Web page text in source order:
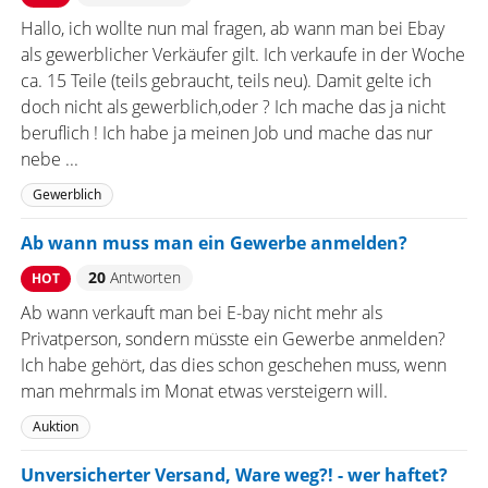
Hallo, ich wollte nun mal fragen, ab wann man bei Ebay
als gewerblicher Verkäufer gilt. Ich verkaufe in der Woche
ca. 15 Teile (teils gebraucht, teils neu). Damit gelte ich
doch nicht als gewerblich,oder ? Ich mache das ja nicht
beruflich ! Ich habe ja meinen Job und mache das nur
nebe ...
Gewerblich
Ab wann muss man ein Gewerbe anmelden?
HOT 20Antworten
Ab wann verkauft man bei E-bay nicht mehr als
Privatperson, sondern müsste ein Gewerbe anmelden?
Ich habe gehört, das dies schon geschehen muss, wenn
man mehrmals im Monat etwas versteigern will.
Auktion
Unversicherter Versand, Ware weg?! - wer haftet?